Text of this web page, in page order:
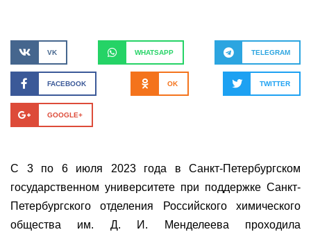
VK WHATSAPP TELEGRAM
FACEBOOK OK TWITTER
GOOGLE+
С 3 по 6 июля 2023 года в Санкт-Петербургском
государственном университете при поддержке Санкт-
Петербургского отделения Российского химического
общества им. Д. И. Менделеева проходила